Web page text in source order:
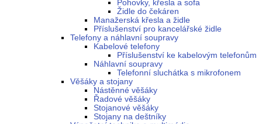
Pohovky, křesla a sofa
Židle do čekáren
Manažerská křesla a židle
Příslušenství pro kancelářské židle
Telefony a náhlavní soupravy
Kabelové telefony
Příslušenství ke kabelovým telefonům
Náhlavní soupravy
Telefonní sluchátka s mikrofonem
Věšáky a stojany
Nástěnné věšáky
Řadové věšáky
Stojanové věšáky
Stojany na deštníky